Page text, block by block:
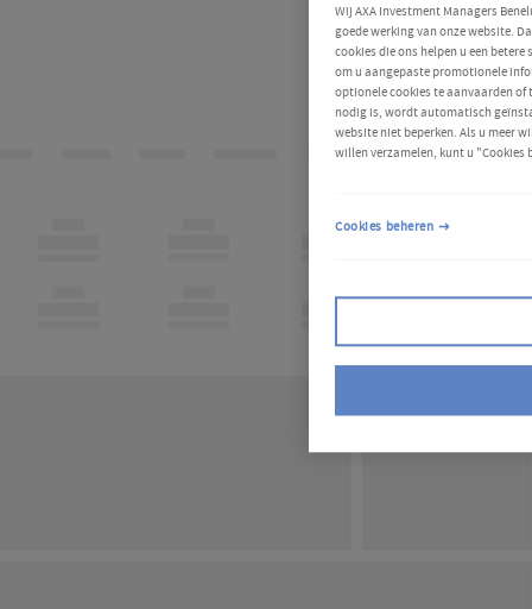
Wij AXA Investment Managers
goede werking van onze website.
cookies die ons helpen u een
om u aangepaste promotionele
optionele cookies te aanvaarden of
nodig is, wordt automatisch
website niet beperken. Als u meer
willen verzamelen, kunt u "Cookies
Cookies beheren